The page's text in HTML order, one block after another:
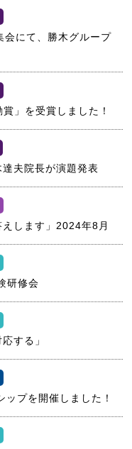
会にて、勝木グループ
」を受賞しました！
夫院長が演題発表
します」2024年8月
研修会
する」
プを開催しました！